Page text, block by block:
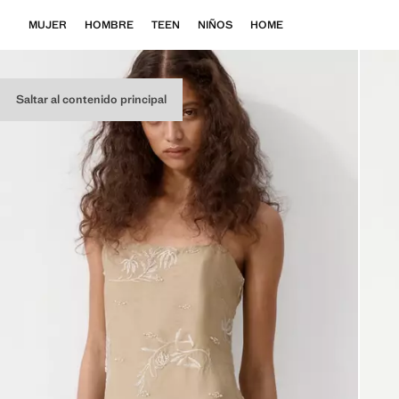
Saltar al contenido principal
MUJER HOMBRE TEEN NIÑOS HOME